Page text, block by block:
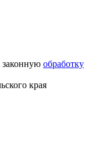
законную обработку
края